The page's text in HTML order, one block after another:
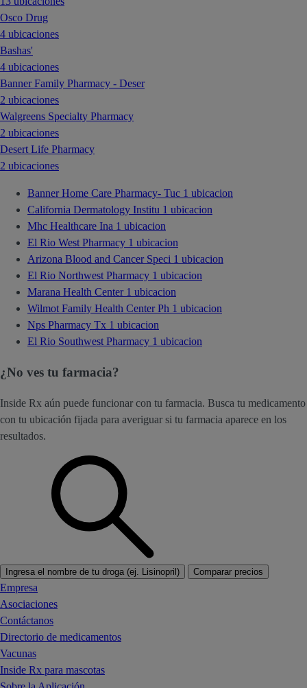
Osco Drug
4 ubicaciones
Bashas'
4 ubicaciones
Banner Family Pharmacy - Deser
2 ubicaciones
Walgreens Specialty Pharmacy
2 ubicaciones
Desert Life Pharmacy
2 ubicaciones
Banner Home Care Pharmacy- Tuc 1 ubicacion
California Dermatology Institu 1 ubicacion
Mhc Healthcare Ina 1 ubicacion
El Rio West Pharmacy 1 ubicacion
Arizona Blood and Cancer Speci 1 ubicacion
El Rio Northwest Pharmacy 1 ubicacion
Marana Health Center 1 ubicacion
Wilmot Family Health Center Ph 1 ubicacion
Nps Pharmacy Tx 1 ubicacion
El Rio Southwest Pharmacy 1 ubicacion
¿No ves tu farmacia?
Inside Rx aún puede funcionar con tu farmacia. Busca tu medicamento
con tu ubicación fijada para averiguar si tu farmacia aparece en los
resultados.
Ingresa el nombre de tu droga (ej. Lisinopril) Comparar precios
Empresa
Asociaciones
Contáctanos
Directorio de medicamentos
Vacunas
Inside Rx para mascotas